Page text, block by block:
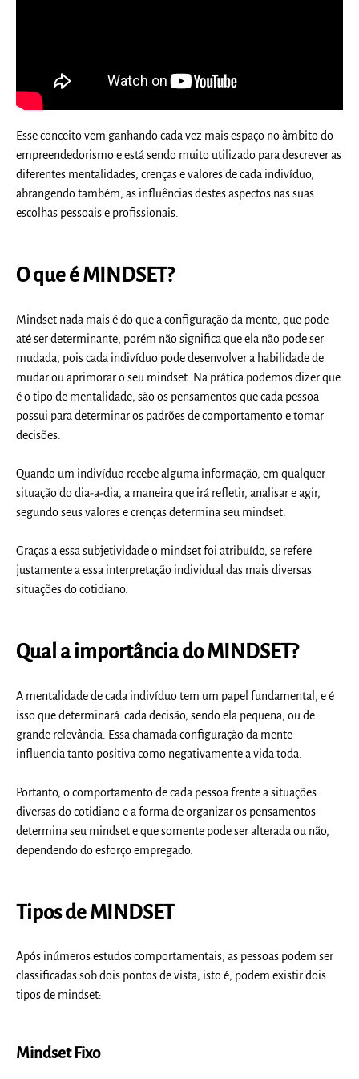
Esse conceito vem ganhando cada vez mais espaço no âmbito do
empreendedorismo e está sendo muito utilizado para descrever as
diferentes mentalidades, crenças e valores de cada indivíduo,
abrangendo também, as influências destes aspectos nas suas
escolhas pessoais e profissionais.
O que é MINDSET?
Mindset nada mais é do que a configuração da mente, que pode
até ser determinante, porém não significa que ela não pode ser
mudada, pois cada indivíduo pode desenvolver a habilidade de
mudar ou aprimorar o seu mindset. Na prática podemos dizer que
é o tipo de mentalidade, são os pensamentos que cada pessoa
possui para determinar os padrões de comportamento e tomar
decisões.
Quando um indivíduo recebe alguma informação, em qualquer
situação do dia-a-dia, a maneira que irá refletir, analisar e agir,
segundo seus valores e crenças determina seu mindset.
Graças a essa subjetividade o mindset foi atribuído, se refere
justamente a essa interpretação individual das mais diversas
situações do cotidiano.
Qual a importância do MINDSET?
A mentalidade de cada indivíduo tem um papel fundamental, e é
isso que determinará cada decisão, sendo ela pequena, ou de
grande relevância. Essa chamada configuração da mente
influencia tanto positiva como negativamente a vida toda.
Portanto, o comportamento de cada pessoa frente a situações
diversas do cotidiano e a forma de organizar os pensamentos
determina seu mindset e que somente pode ser alterada ou não,
dependendo do esforço empregado.
Tipos de MINDSET
Após inúmeros estudos comportamentais, as pessoas podem ser
classificadas sob dois pontos de vista, isto é, podem existir dois
tipos de mindset:
Mindset Fixo